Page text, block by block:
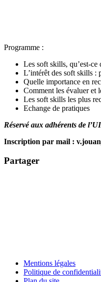
Programme :
Les soft skills, qu’est-ce
L’intérêt des soft skills :
Quelle importance en
Comment les évaluer et
Les soft skills les plus
Echange de pratiques
Réservé aux adhérents de
Inscription par mail :
Partager
Mentions légales
Politique de